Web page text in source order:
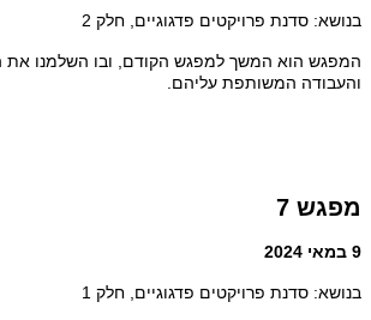
בנושא: סדנת פרויקטים פדגוגיים, חלק 2
המפגש הוא המשך למפגש הקודם, ובו השלמנו את
והעבודה המשותפת עליהם.
מפגש 7
9 במאי 2024
בנושא: סדנת פרויקטים פדגוגיים, חלק 1